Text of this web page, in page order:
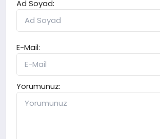
Ad Soyad:
E-Mail:
Yorumunuz: